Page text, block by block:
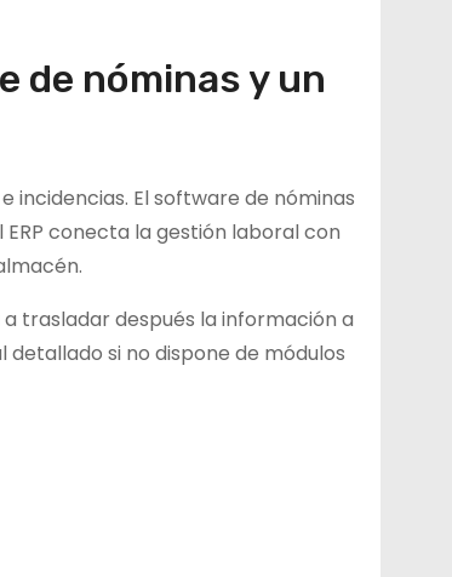
de nóminas y un
incidencias. El software de nóminas
conecta la gestión laboral con
trasladar después la información a
si no dispone de módulos